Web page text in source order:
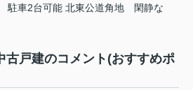
駐車2台可能 北東公道角地 閑静な
戸建のコメント(おすすめポ